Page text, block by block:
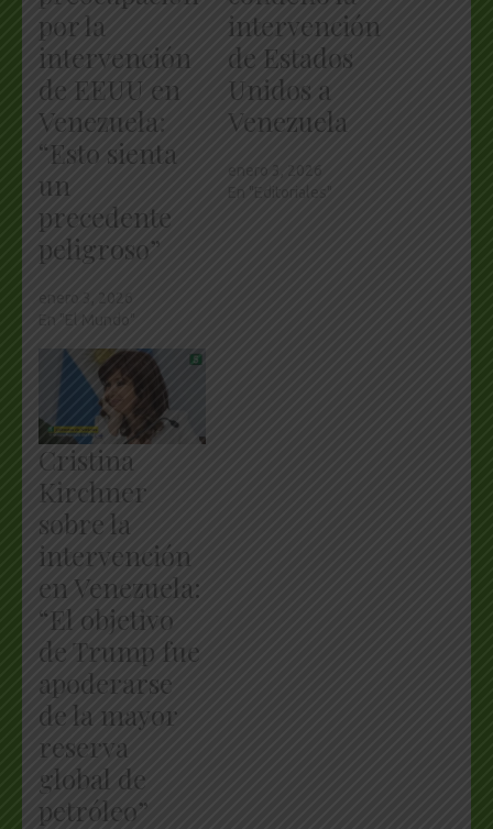
por la
intervención
de EEUU en
Venezuela:
“Esto sienta
un
precedente
peligroso”
intervención
de Estados
Unidos a
Venezuela
Cristina
Kirchner
sobre la
intervención
en Venezuela:
“El objetivo
de Trump fue
apoderarse
de la mayor
reserva
global de
petróleo”